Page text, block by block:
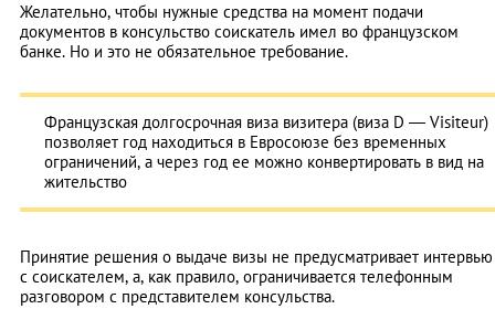
Желательно, чтобы нужные средства на момент подачи
документов в консульство соискатель имел во французском
банке. Но и это не обязательное требование.
Французская долгосрочная виза визитера (виза D — Visiteur)
позволяет год находиться в Евросоюзе без временных
ограничений, а через год ее можно конвертировать в вид на
жительство
Принятие решения о выдаче визы не предусматривает интервью
с соискателем, а, как правило, ограничивается телефонным
разговором с представителем консульства.